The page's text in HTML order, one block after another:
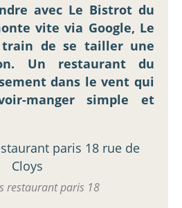
avec Le Bistrot du
vite via Google, Le
de se tailler une
Un restaurant du
dans le vent qui
manger simple et
restaurant paris 18